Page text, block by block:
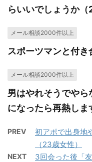
らいいでしょうか（
メール相談2000件以上
スポーツマンと付き
メール相談2000件以上
男はやれそうでやら
になったら再熱し
PREV
初アポで出身地
（23歳女性）
NEXT
3回会った後「